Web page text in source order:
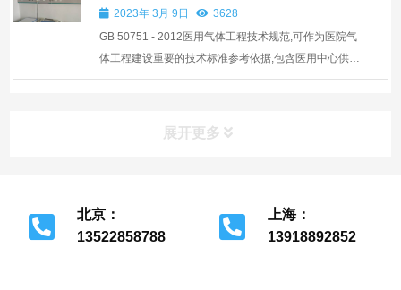
帮助人们在复杂的过程中理清线索，提高工程建设效
率，为以...
2023年 3月 9日
3628
GB 50751 - 2012医用气体工程技术规范,可作为医院气
体工程建设重要的技术标准参考依据,包含医用中心供氧
系统、医用负压吸引系统、医用压缩空气系统及相关医
展开更多
北京：
13522858788
上海：
13918892852